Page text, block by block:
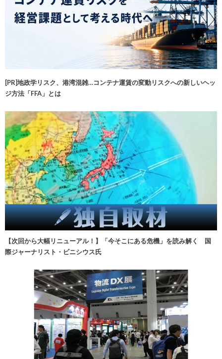
[PR]地政学リスク、港湾混雑…コンテナ運賃の変動リスクへの新しいヘッ
ジ方法「FFA」とは
【次回から大幅リニューアル！】「今そこにある危機」を読み解く 国
際ジャーナリスト・ビニシウス氏